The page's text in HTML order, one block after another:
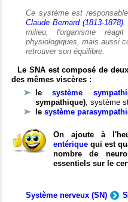
Ce système est
Claude Bernard (1813-1878).
milieu, l'organisme
physiologiques, mais aussi
retrouver son équilibre.
Le SNA est composé de
des mêmes viscères :
lesystème
sympathique), système
le système
On ajoute à
entérique qui est
nombre de
essentiels sur le
Système nerveux (SN)